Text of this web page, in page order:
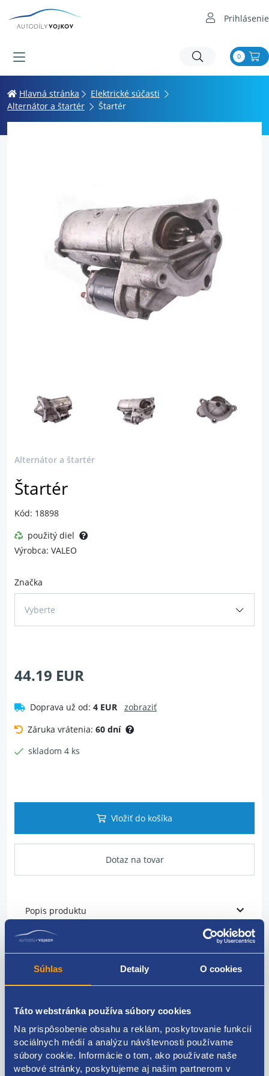
Súhlas Detaily O cookies
Táto webstránka používa súbory cookies
Na prispôsobenie obsahu a reklám, poskytovanie funkcií
sociálnych médií a analýzu návštevnosti používame
súbory cookie. Informácie o tom, ako používate naše
webové stránky, poskytujeme aj našim partnerom v
Prihlásenie
0
Hlavná stránka
Elektrické súčasti
Alternátor a štartér
Štartér
Alternátor a štartér
Štartér
Kód: 18898
použitý diel
Výrobca: VALEO
Značka
Vyberte
44.19 EUR
Doprava už od: 4 EUR
zobraziť
Záruka vrátenia: 60 dní
skladom 4 ks
Vložiť do košíka
Dotaz na tovar
Popis produktu
počet zubov: 11
Kódy produktov